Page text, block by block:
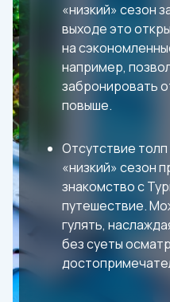
«низкий» сезон
выходе это
на
например,
забронировать
повыше.
Отсутствие
«низкий» сезон
знакомство с
путешествие.
гулять,
без суеты